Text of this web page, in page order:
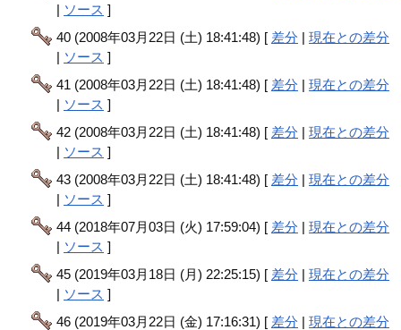
| ソース ]
40 (2008年03月22日 (土) 18:41:48) [ 差分 |現在との差分
| ソース ]
41 (2008年03月22日 (土) 18:41:48) [ 差分 |現在との差分
| ソース ]
42 (2008年03月22日 (土) 18:41:48) [ 差分 |現在との差分
| ソース ]
43 (2008年03月22日 (土) 18:41:48) [ 差分 |現在との差分
| ソース ]
44 (2018年07月03日 (火) 17:59:04) [ 差分 |現在との差分
| ソース ]
45 (2019年03月18日 (月) 22:25:15) [ 差分 |現在との差分
| ソース ]
46 (2019年03月22日 (金) 17:16:31) [ 差分 |現在との差分